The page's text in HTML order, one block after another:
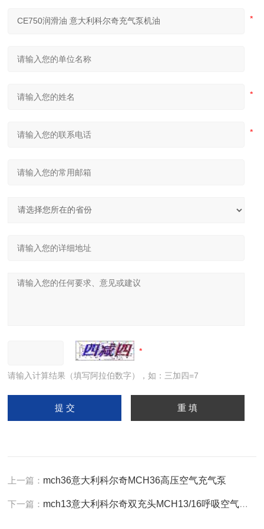
请输入计算结果（填写阿拉伯数字），如：三加四=7
上一篇： mch36意大利科尔奇MCH36高压空气充气泵
下一篇： mch13意大利科尔奇双充头MCH13/16呼吸空气压缩机